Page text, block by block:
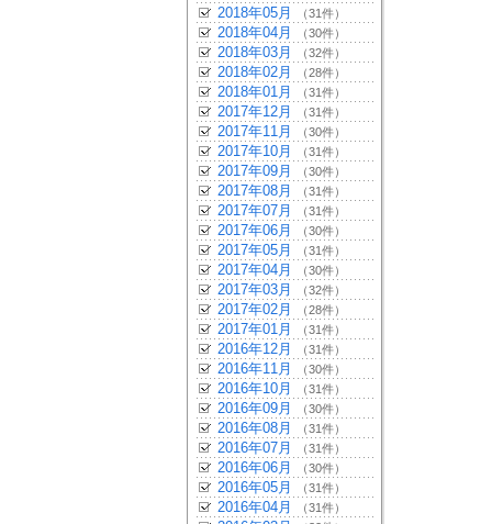
2018年05月 （31件）
2018年04月 （30件）
2018年03月 （32件）
2018年02月 （28件）
2018年01月 （31件）
2017年12月 （31件）
2017年11月 （30件）
2017年10月 （31件）
2017年09月 （30件）
2017年08月 （31件）
2017年07月 （31件）
2017年06月 （30件）
2017年05月 （31件）
2017年04月 （30件）
2017年03月 （32件）
2017年02月 （28件）
2017年01月 （31件）
2016年12月 （31件）
2016年11月 （30件）
2016年10月 （31件）
2016年09月 （30件）
2016年08月 （31件）
2016年07月 （31件）
2016年06月 （30件）
2016年05月 （31件）
2016年04月 （31件）